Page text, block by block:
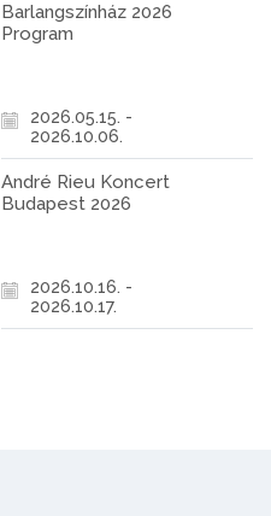
Barlangszínház 2026
Program
2026.05.15. -
2026.10.06.
André Rieu Koncert
Budapest 2026
2026.10.16. -
2026.10.17.